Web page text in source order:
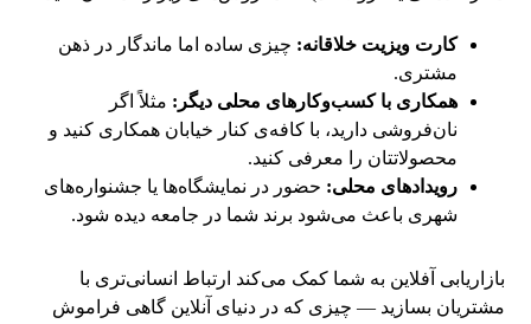
کارت ویزیت خلاقانه: چیزی ساده اما ماندگار در ذهن
مشتری.
همکاری با کسب‌وکارهای محلی دیگر: مثلاً اگر
نان‌فروشی دارید، با کافه‌ی کنار خیابان همکاری کنید و
محصولاتتان را معرفی کنید.
رویدادهای محلی: حضور در نمایشگاه‌ها یا جشنواره‌های
شهری باعث می‌شود برند شما در جامعه دیده شود.
بازاریابی آفلاین به شما کمک می‌کند ارتباط انسانی‌تری با
مشتریان بسازید — چیزی که در دنیای آنلاین گاهی فراموش